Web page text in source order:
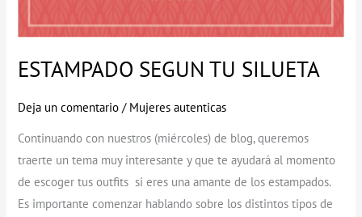
ESTAMPADO SEGUN TU SILUETA
Deja un comentario / Mujeres autenticas
Continuando con nuestros (miércoles) de blog, queremos
traerte un tema muy interesante y que te ayudará al momento
de escoger tus outfits si eres una amante de los estampados.
Es importante comenzar hablando sobre los distintos tipos de